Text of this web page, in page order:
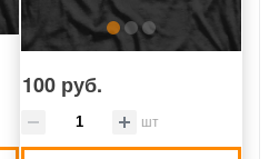
100 руб.
шт